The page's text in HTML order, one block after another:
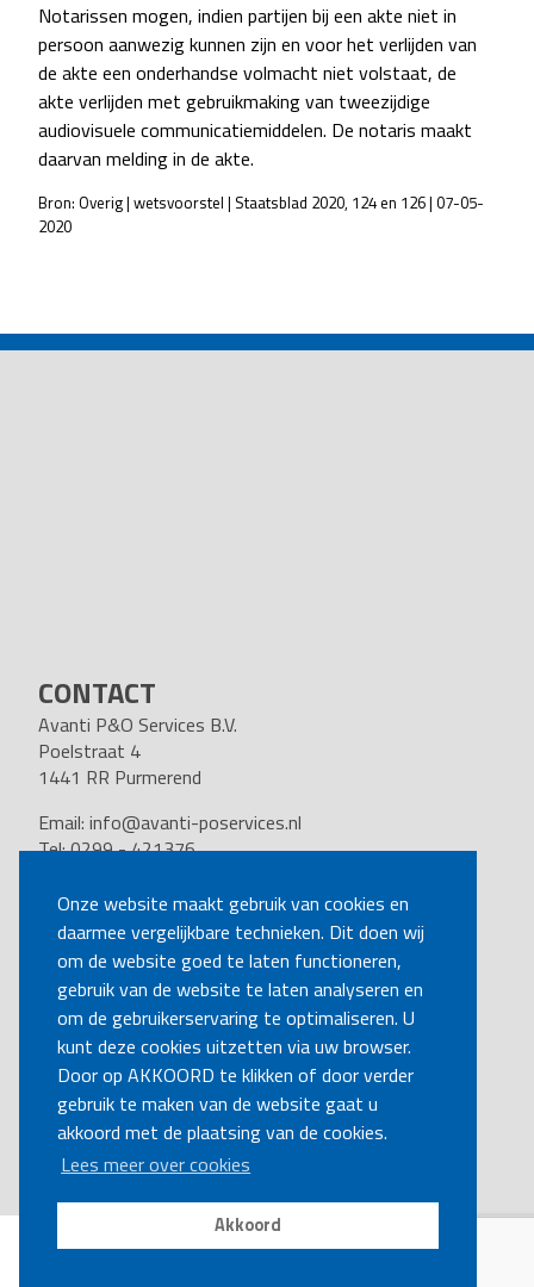
Onze website maakt gebruik van cookies en
daarmee vergelijkbare technieken. Dit doen wij
om de website goed te laten functioneren,
gebruik van de website te laten analyseren en
om de gebruikerservaring te optimaliseren. U
kunt deze cookies uitzetten via uw browser.
Door op AKKOORD te klikken of door verder
gebruik te maken van de website gaat u
akkoord met de plaatsing van de cookies.
Lees meer over cookies
Akkoord
Notarissen mogen, indien partijen bij een akte niet in
persoon aanwezig kunnen zijn en voor het verlijden van
de akte een onderhandse volmacht niet volstaat, de
akte verlijden met gebruikmaking van tweezijdige
audiovisuele communicatiemiddelen. De notaris maakt
daarvan melding in de akte.
Bron: Overig | wetsvoorstel | Staatsblad 2020, 124 en 126 | 07-05-
2020
NAVIGATION
CONTACT
Avanti P&O Services B.V.
Poelstraat 4
1441 RR Purmerend
Email: info@avanti-poservices.nl
Tel: 0299 - 421376
Kvk nummer: 37140121
VOLG ONS
BEL MIJ TERUG
MAAK EEN AFSPRAAK
Disclaimer|Privacy|Cookies